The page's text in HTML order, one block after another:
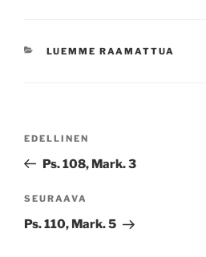
KATEGORIAT
LUEMME RAAMATTUA
Edellinen
artikkeli
EDELLINEN
Ps. 108, Mark. 3
Seuraava
artikkeli
SEURAAVA
Ps. 110, Mark. 5